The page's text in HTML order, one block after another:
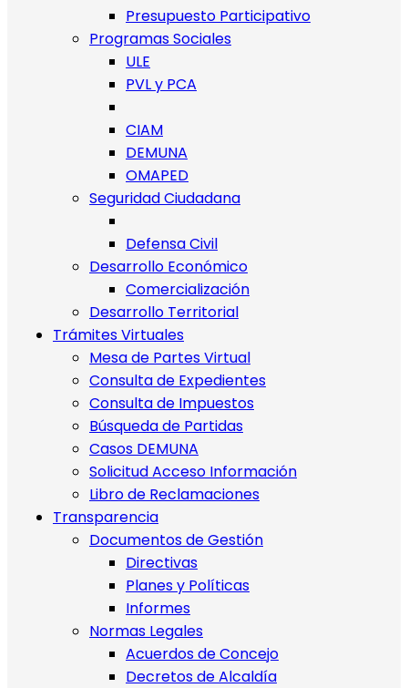
Presupuesto Participativo
Programas Sociales
ULE
PVL y PCA
CIAM
DEMUNA
OMAPED
Seguridad Ciudadana
Defensa Civil
Desarrollo Económico
Comercialización
Desarrollo Territorial
Trámites Virtuales
Mesa de Partes Virtual
Consulta de Expedientes
Consulta de Impuestos
Búsqueda de Partidas
Casos DEMUNA
Solicitud Acceso Información
Libro de Reclamaciones
Transparencia
Documentos de Gestión
Directivas
Planes y Políticas
Informes
Normas Legales
Acuerdos de Concejo
Decretos de Alcaldía